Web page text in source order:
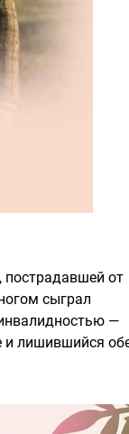
пострадавшей от
сыграл
—
и лишившийся